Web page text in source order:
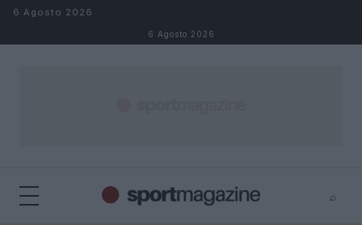
Salta al contenuto
6 Agosto 2026
6 Agosto 2026
⌕